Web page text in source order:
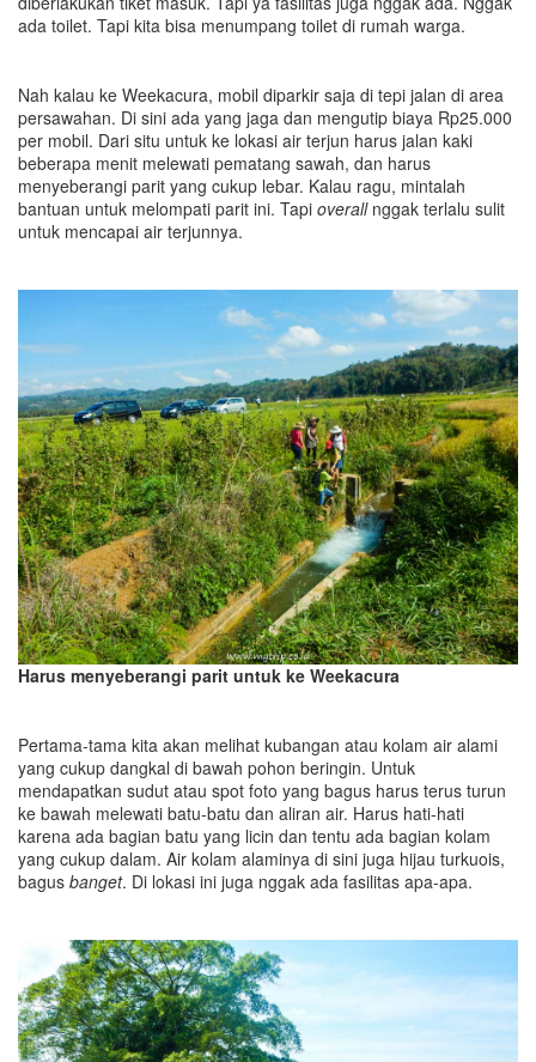
ada toilet. Tapi kita bisa menumpang toilet di rumah warga.
Nah kalau ke Weekacura, mobil diparkir saja di tepi jalan di area
persawahan. Di sini ada yang jaga dan mengutip biaya Rp25.000
per mobil. Dari situ untuk ke lokasi air terjun harus jalan kaki
beberapa menit melewati pematang sawah, dan harus
menyeberangi parit yang cukup lebar. Kalau ragu, mintalah
bantuan untuk melompati parit ini. Tapi overall nggak terlalu sulit
untuk mencapai air terjunnya.
Harus menyeberangi parit untuk ke Weekacura
Pertama-tama kita akan melihat kubangan atau kolam air alami
yang cukup dangkal di bawah pohon beringin. Untuk
mendapatkan sudut atau spot foto yang bagus harus terus turun
ke bawah melewati batu-batu dan aliran air. Harus hati-hati
karena ada bagian batu yang licin dan tentu ada bagian kolam
yang cukup dalam. Air kolam alaminya di sini juga hijau turkuois,
bagus banget. Di lokasi ini juga nggak ada fasilitas apa-apa.